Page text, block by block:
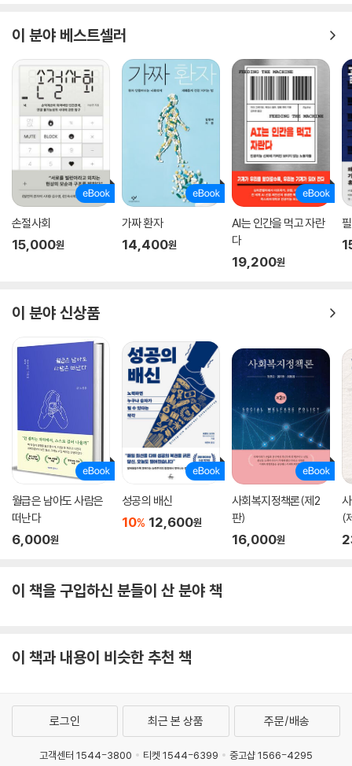
“미국 전체에서 가장 오해된 공동체에 대해 모든 것을 알려주는 결정판.”
「필라델피아 인콰이어러」
“독보적인 책.”
「미국사 저널」
“아미쉬 사회에 대한 단연 최고의 책.”
「크리스천 투데이」
“이 완벽한 연구는 아미쉬 출신으로 대학교수가 된 저자의 매혹적인 탐구
여정이며, 아미쉬 내부를 샅샅이 살피는 시선을 제공한다. 아미쉬 사람들
의 삶의 방식은 바깥의 눈으로 보면 딱딱하거나 따분하고 지루하며 별난
치의 본보기를 제공한다.”
「에센셜 홀 어스 카탈로그」
“호스테틀러는 아미쉬 집단들 사이에 존재하는 주목할 만한 다양성과 분
열을 못 본체하지 않았다. ...... 호스테틀러는 이들을 다시 활기를 찾은 유연
한 집단으로 평가했으며, 깊은 종교적 신앙 덕분에 전통을 파괴하지 않고
도 집단들 사이의 타협점을 찾았다고 여겼다.”
「펜실베이니아 히스토리」
이 분야 베스트셀러
손절사회
15,000원
가짜 환자
14,400원
AI는 인간을 먹고 자란
다
19,200원
이 분야 신상품
월급은 남아도 사람은
떠난다
6,000원
성공의 배신
10% 12,600원
사회복지정책론(제2
판)
16,000원
(
이 책을 구입하신 분들이 산 분야 책
이 책과 내용이 비슷한 추천 책
로그인 최근 본 상품 주문/배송
고객센터 1544-3800 티켓 1544-6399
중고샵 1566-4295